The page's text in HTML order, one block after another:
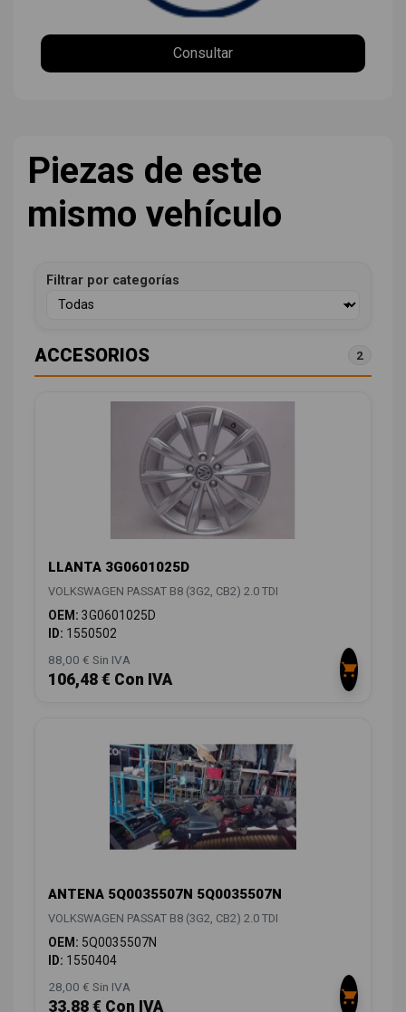
Consultar
Piezas de este
mismo vehículo
Filtrar por categorías
ACCESORIOS 2
LLANTA 3G0601025D
VOLKSWAGEN PASSAT B8 (3G2, CB2) 2.0 TDI
OEM: 3G0601025D
ID: 1550502
88,00 € Sin IVA
106,48 € Con IVA
ANTENA 5Q0035507N 5Q0035507N
VOLKSWAGEN PASSAT B8 (3G2, CB2) 2.0 TDI
OEM: 5Q0035507N
ID: 1550404
28,00 € Sin IVA
33,88 € Con IVA